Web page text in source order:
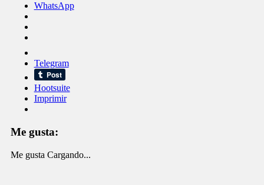
WhatsApp
Telegram
Hootsuite
Imprimir
Me gusta:
Me gusta Cargando...